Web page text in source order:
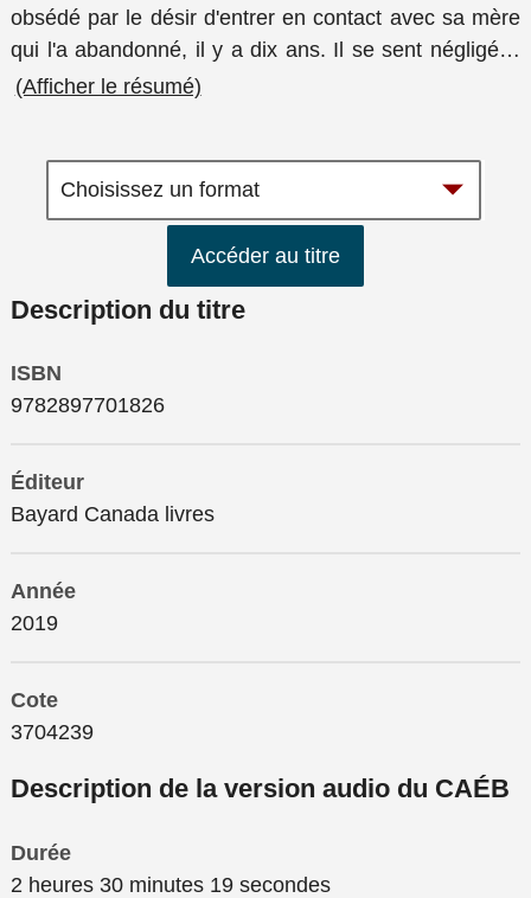
obsédé par le désir d'entrer en contact avec sa mère
qui l'a abandonné, il y a dix ans. Il se sent négligé…
(Afficher le résumé)
Accéder au titre
Description du titre
ISBN
9782897701826
Éditeur
Bayard Canada livres
Année
2019
Cote
3704239
Description de la version audio du CAÉB
Durée
2 heures 30 minutes 19 secondes